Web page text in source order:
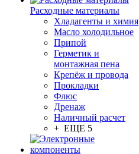
Расходные материалы
Хладагенты и химия
Масло холодильное
Припой
Герметик и
монтажная пена
Крепёж и провода
Прокладки
Флюс
Дренаж
Наличный расчет
+ ЕЩЕ 5